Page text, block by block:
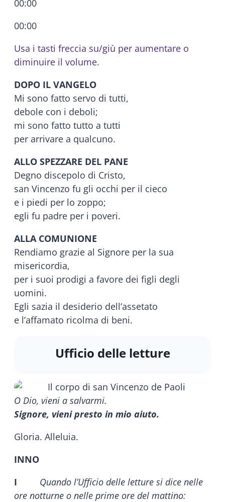
00:00
00:00
Usa i tasti freccia su/giù per aumentare o
diminuire il volume.
DOPO IL VANGELO
Mi sono fatto servo di tutti,
debole con i deboli;
mi sono fatto tutto a tutti
per arrivare a qualcuno.
ALLO SPEZZARE DEL PANE
Degno discepolo di Cristo,
san Vincenzo fu gli occhi per il cieco
e i piedi per lo zoppo;
egli fu padre per i poveri.
ALLA COMUNIONE
Rendiamo grazie al Signore per la sua
misericordia,
per i suoi prodigi a favore dei figli degli
uomini.
Egli sazia il desiderio dell’assetato
e l’affamato ricolma di beni.
Ufficio delle letture
O Dio, vieni a salvarmi.
Signore, vieni presto in mio aiuto.
Gloria. Alleluia.
INNO
I
Quando l’Ufficio delle letture si dice nelle
ore notturne o nelle prime ore del mattino: